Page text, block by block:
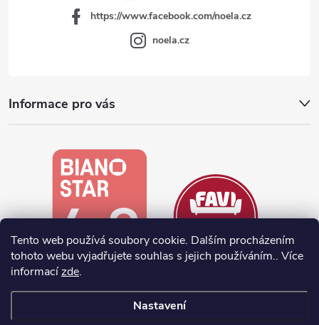
Tento web používá soubory cookie. Dalším procházením
tohoto webu vyjadřujete souhlas s jejich používáním.. Více
informacízde.
Nastavení
Informace pro vás
https://www.facebook.com/noela.cz
noela.cz